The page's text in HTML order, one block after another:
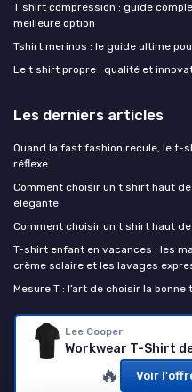
Lee Cooper
🔥 Voir
T shirt compression : guide
meilleure option
Tshirt merinos : le guide ultime
Le t shirt propre : qualité et
Les derniers articles
Quand la fast fashion recule, le t-
réflexe
Comment choisir un t shirt haut
élégante
Comment choisir un t shirt haut
T-shirt enfant en vacances : les
crème solaire et les lavages
Mesure T : l’art de choisir la
le t-shirt